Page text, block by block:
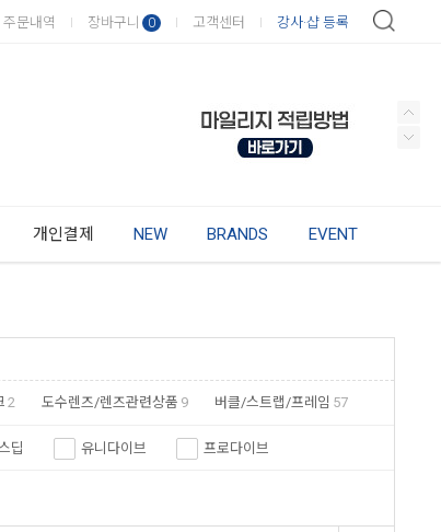
주문내역 장바구니 0 고객센터 강사·샵 등록
개인결제 NEW BRANDS EVENT
2 도수렌즈/렌즈관련상품 9 버클/스트랩/프레임 57
딥 유니다이브 프로다이브